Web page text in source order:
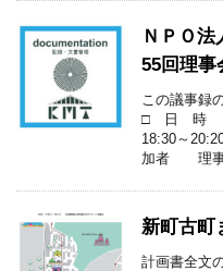
ＮＰＯ
55回理事
この議事録
□ 日 時
18:30～
加者 理事8
新町古町
計画書全文